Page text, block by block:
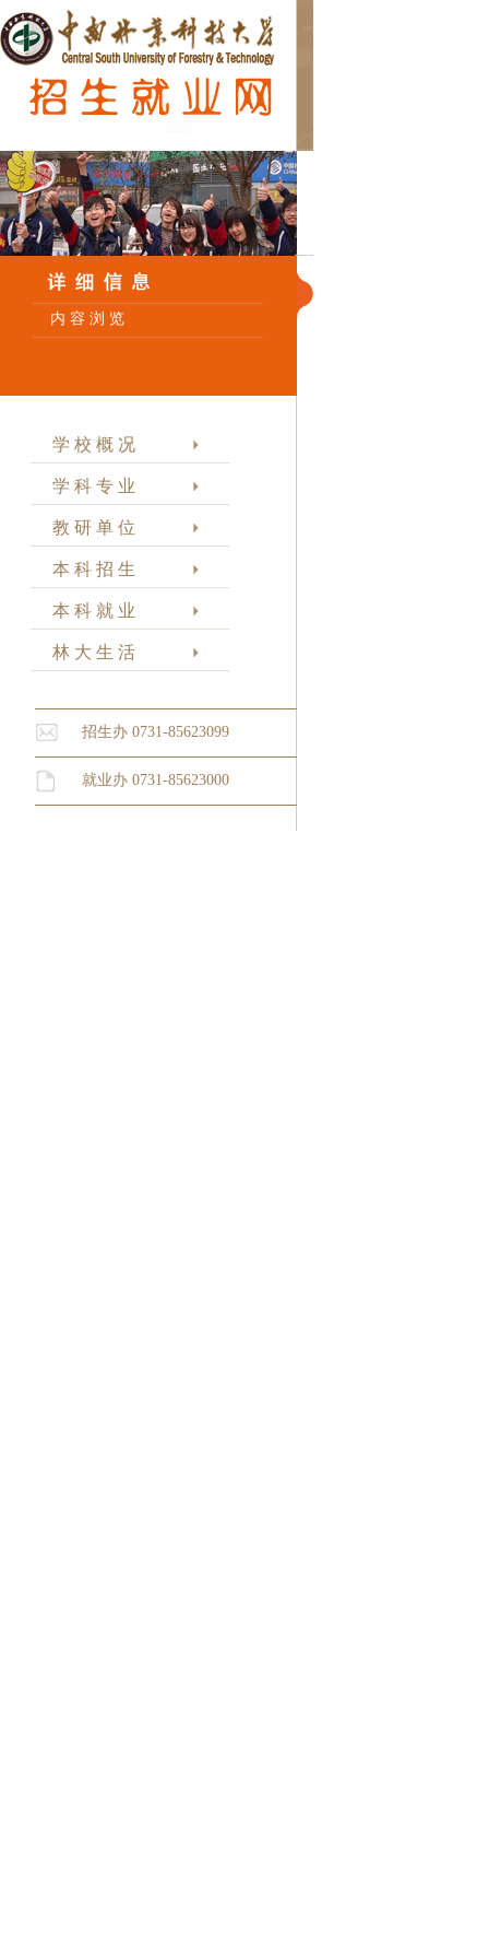
内 容 浏 览
学 校 概 况
学 科 专 业
教 研 单 位
本 科 招 生
本 科 就 业
林 大 生 活
招生办 0731-85623099
就业办 0731-85623000